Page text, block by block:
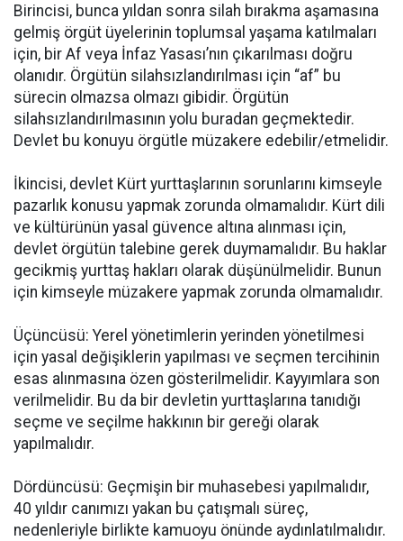
Birincisi, bunca yıldan sonra silah bırakma aşamasına
gelmiş örgüt üyelerinin toplumsal yaşama katılmaları
için, bir Af veya İnfaz Yasası’nın çıkarılması doğru
olanıdır. Örgütün silahsızlandırılması için “af” bu
sürecin olmazsa olmazı gibidir. Örgütün
silahsızlandırılmasının yolu buradan geçmektedir.
Devlet bu konuyu örgütle müzakere edebilir/etmelidir.
İkincisi, devlet Kürt yurttaşlarının sorunlarını kimseyle
pazarlık konusu yapmak zorunda olmamalıdır. Kürt dili
ve kültürünün yasal güvence altına alınması için,
devlet örgütün talebine gerek duymamalıdır. Bu haklar
gecikmiş yurttaş hakları olarak düşünülmelidir. Bunun
için kimseyle müzakere yapmak zorunda olmamalıdır.
Üçüncüsü: Yerel yönetimlerin yerinden yönetilmesi
için yasal değişiklerin yapılması ve seçmen tercihinin
esas alınmasına özen gösterilmelidir. Kayyımlara son
verilmelidir. Bu da bir devletin yurttaşlarına tanıdığı
seçme ve seçilme hakkının bir gereği olarak
yapılmalıdır.
Dördüncüsü: Geçmişin bir muhasebesi yapılmalıdır,
40 yıldır canımızı yakan bu çatışmalı süreç,
nedenleriyle birlikte kamuoyu önünde aydınlatılmalıdır.